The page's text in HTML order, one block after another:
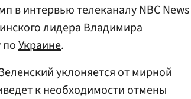
в интервью телеканалу NBC News
лидера Владимира
поУкраине.
уклоняется от мирной
к необходимости отмены